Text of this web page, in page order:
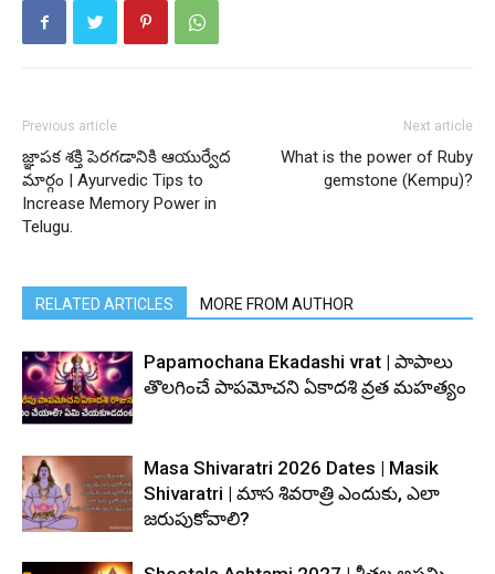
Previous article
జ్ఞాపక శక్తి పెరగడానికి ఆయుర్వేద
మార్గం | Ayurvedic Tips to
Increase Memory Power in
Telugu.
Next article
What is the power of Ruby
gemstone (Kempu)?
RELATED ARTICLES MORE FROM AUTHOR
Papamochana Ekadashi vrat | పాపాలు
తొలగించే పాపమోచని ఏకాదశి వ్రత మహత్యం
Masa Shivaratri 2026 Dates | Masik
Shivaratri | మాస శివరాత్రి ఎందుకు, ఎలా
జరుపుకోవాలి?